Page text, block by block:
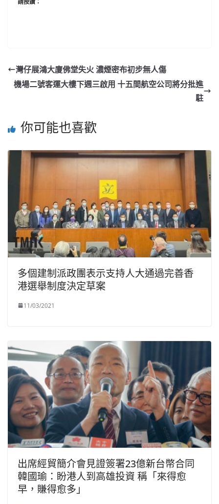
灣仔展鴻大廈佛堂失火 濃煙密布初步無人傷
機場二號客運大樓下週三啟用 十五間航空公司將分批進
駐
你可能也喜歡
多個建制派政團表示支持人大通過完善香
港選舉制度決定草案
11/03/2021
出席經貿簡介會見證簽署23億新台幣合同
韓國瑜：盼港人到高雄投資 稱「來得愈
早，賺得愈多」